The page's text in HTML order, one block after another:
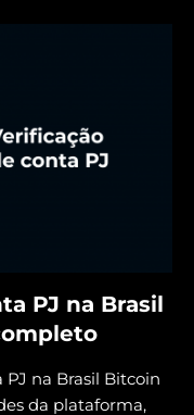
PJ na Brasil
PJ na Brasil Bitcoin
da plataforma,